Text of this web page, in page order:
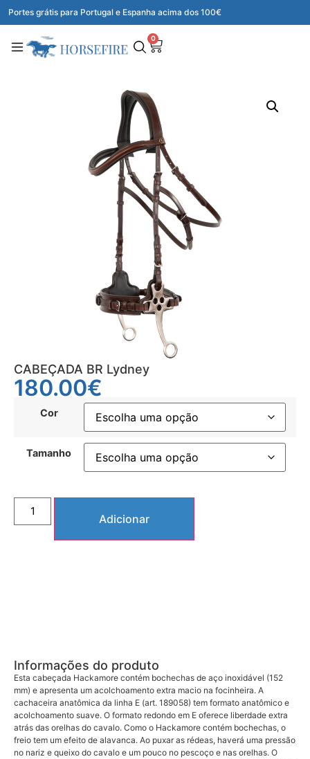
Portes grátis para Portugal e Espanha acima dos 100€
0
CABEÇADA BR Lydney
180.00€
Cor
Tamanho
Adicionar
Informações do produto
Esta cabeçada Hackamore contém bochechas de aço inoxidável (152
mm) e apresenta um acolchoamento extra macio na focinheira. A
cachaceira anatômica da linha E (art. 189058) tem formato anatômico e
acolchoamento suave. O formato redondo em E oferece liberdade extra
atrás das orelhas do cavalo. Como o Hackamore contém bochechas, o
freio tem um efeito de alavanca. Ao puxar as rédeas, haverá uma pressão
no nariz e queixo do cavalo e um pouco no pescoço e nas orelhas. O